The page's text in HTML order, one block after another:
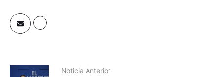
Noticia Anterior